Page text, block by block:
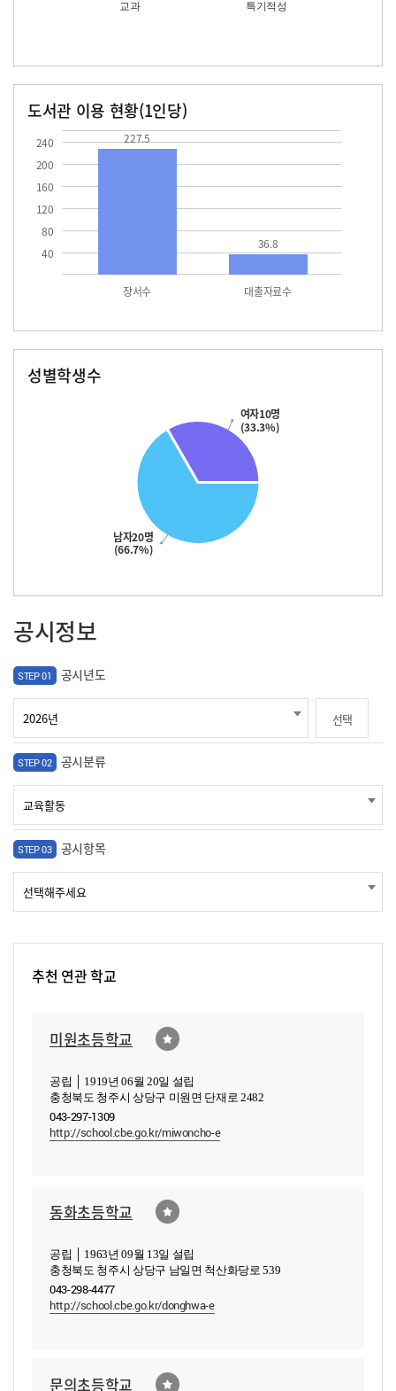
도서관 이용 현황(1인당)
40
80
120
160
200
240
장서수 대출자료수
227.5
36.8
성별학생수
남자20명
(66.7%)
여자10명
(33.3%)
공시정보
STEP 01 공시년도
선택
STEP 02 공시분류
STEP 03 공시항목
추천 연관 학교
미원초등학교
공립 │ 1919년 06월 20일 설립
충청북도 청주시 상당구 미원면 단재로 2482
043-297-1309
http://school.cbe.go.kr/miwoncho-e
동화초등학교
공립 │ 1963년 09월 13일 설립
충청북도 청주시 상당구 남일면 척산화당로 539
043-298-4477
http://school.cbe.go.kr/donghwa-e
문의초등학교